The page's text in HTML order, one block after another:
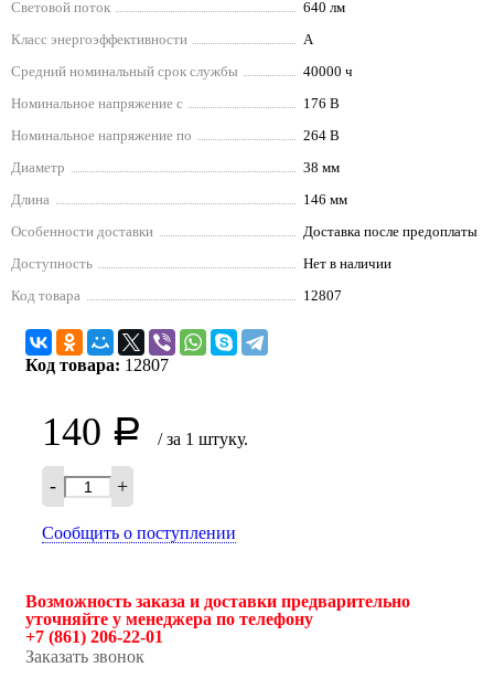
Световой поток
640 лм
Класс энергоэффективности
A
Средний номинальный срок службы
40000 ч
Номинальное напряжение с
176 В
Номинальное напряжение по
264 В
Диаметр
38 мм
Длина
146 мм
Особенности доставки
Доставка после предоплаты
Доступность
Нет в наличии
Код товара
12807
Код товара: 12807
140 Р / за 1 штуку.
- +
Сообщить о поступлении
Возможность заказа и доставки предварительно
уточняйте у менеджера по телефону
+7 (861) 206-22-01
Заказать звонок